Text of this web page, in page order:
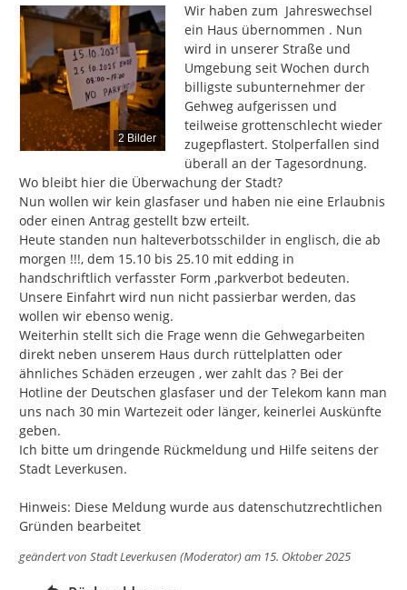
2 Bilder
Wir haben zum  Jahreswechsel
ein Haus übernommen . Nun
wird in unserer Straße und
Umgebung seit Wochen durch
billigste subunternehmer der
Gehweg aufgerissen und
teilweise grottenschlecht wieder
zugepflastert. Stolperfallen sind
überall an der Tagesordnung.
Wo bleibt hier die Überwachung der Stadt?
Nun wollen wir kein glasfaser und haben nie eine Erlaubnis
oder einen Antrag gestellt bzw erteilt.
Heute standen nun halteverbotsschilder in englisch, die ab
morgen !!!, dem 15.10 bis 25.10 mit edding in
handschriftlich verfasster Form ,parkverbot bedeuten.
Unsere Einfahrt wird nun nicht passierbar werden, das
wollen wir ebenso wenig.
Weiterhin stellt sich die Frage wenn die Gehwegarbeiten
direkt neben unserem Haus durch rüttelplatten oder
ähnliches Schäden erzeugen , wer zahlt das ? Bei der
Hotline der Deutschen glasfaser und der Telekom kann man
uns nach 30 min Wartezeit oder länger, keinerlei Auskünfte
geben.
Ich bitte um dringende Rückmeldung und Hilfe seitens der
Stadt Leverkusen.
Hinweis: Diese Meldung wurde aus datenschutzrechtlichen
Gründen bearbeitet
geändert von Stadt Leverkusen (Moderator)am 15. Oktober 2025